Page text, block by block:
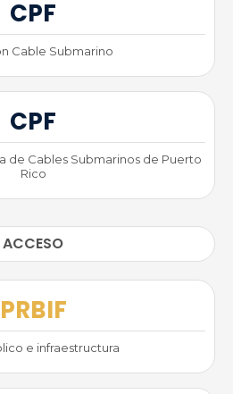
CPF
Cable Submarino
CPF
de Cables Submarinos de Puerto
Rico
ACCESO
PRBIF
e infraestructura